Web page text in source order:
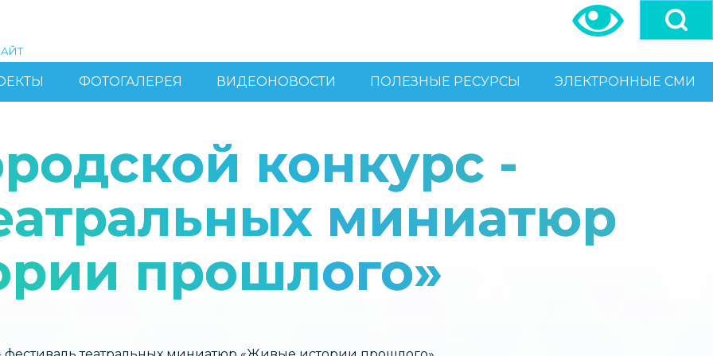
ФОТОГАЛЕРЕЯ ВИДЕОНОВОСТИ ПОЛЕЗНЫЕ РЕСУРСЫ ЭЛЕКТРОННЫЕ СМИ
конкурс -
миниатюр
прошлого»